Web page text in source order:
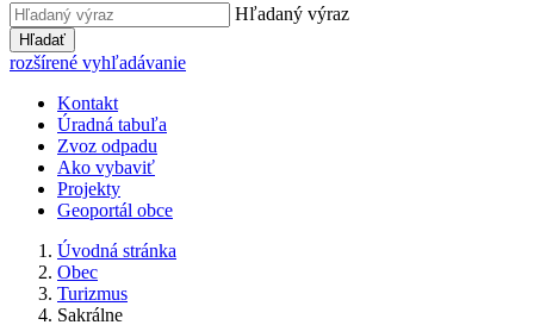
Hľadaný výraz
Hľadať
rozšírené vyhľadávanie
Kontakt
Úradná tabuľa
Zvoz odpadu
Ako vybaviť
Projekty
Geoportál obce
Úvodná stránka
Obec
Turizmus
Sakrálne